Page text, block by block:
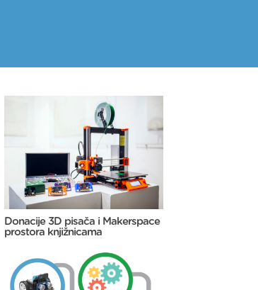
Donacije 3D pisača i Makerspace
prostora knjižnicama